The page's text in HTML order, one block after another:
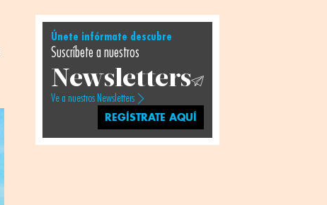
Únete infórmate descubre
Suscríbete a nuestros
Newsletters
Ve a nuestros Newsletters
REGÍSTRATE AQUÍ